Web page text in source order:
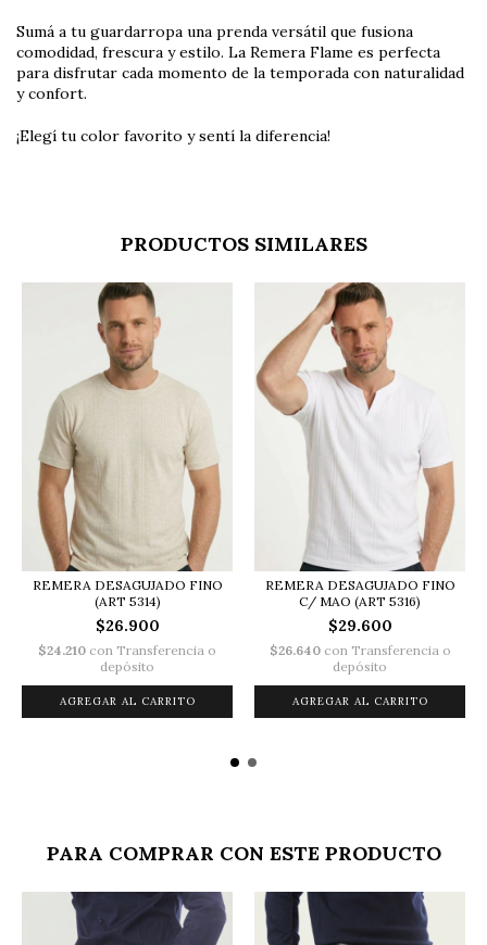
Sumá a tu guardarropa una prenda versátil que fusiona
comodidad, frescura y estilo. La Remera Flame es perfecta
para disfrutar cada momento de la temporada con naturalidad
y confort.
¡Elegí tu color favorito y sentí la diferencia!
PRODUCTOS SIMILARES
REMERA DESAGUJADO FINO
(ART 5314)
$26.900
$24.210 con Transferencia o
depósito
AGREGAR AL CARRITO
REMERA DESAGUJADO FINO
C/ MAO (ART 5316)
$29.600
$26.640 con Transferencia o
depósito
AGREGAR AL CARRITO
PARA COMPRAR CON ESTE PRODUCTO